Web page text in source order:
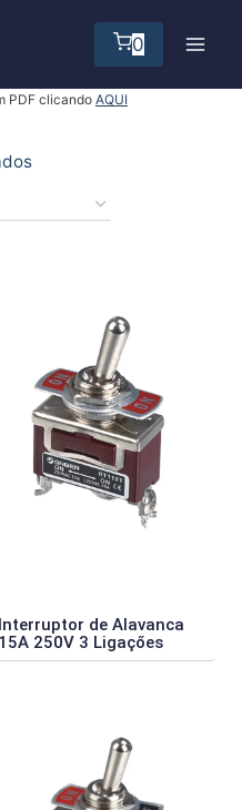
0
PDF clicando AQUI
Interruptor de Alavanca
15A 250V 3 Ligaçőes